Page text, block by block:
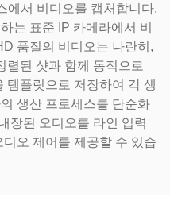
에서 비디오를 캡처합니다.
는 표준 IP 카메라에서 비
품질의 비디오는 나란히,
렬된 샷과 함께 동적으로
템플릿으로 저장하여 각 생
생산 프로세스를 단순화
장된 오디오를 라인 입력
오 제어를 제공할 수 있습